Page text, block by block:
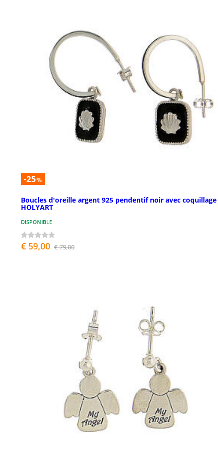
-25%
Boucles d'oreille argent 925 pendentif noir avec coquillage
HOLYART
DISPONIBLE
€ 59,00 € 79,00